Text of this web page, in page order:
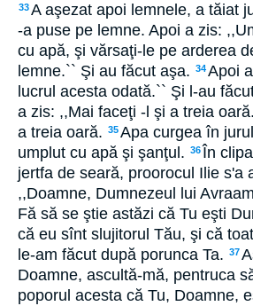
33A aşezat apoi lemnele, a tăiat
-a puse pe lemne. Apoi a zis:
cu apă, şi vărsaţi-le pe arderea
lemne.`` Şi au făcut aşa. 34Apoi
lucrul acesta odată.`` Şi l-au
a zis: ,,Mai faceţi -l şi a treia
a treia oară. 35Apa curgea în
umplut cu apă şi şanţul. 36 În
jertfa de seară, proorocul Ilie s'a
,,Doamne, Dumnezeul lui
Fă să se ştie astăzi că Tu eşti
că eu sînt slujitorul Tău, şi că
le-am făcut după porunca Ta. 37
Doamne, ascultă-mă, pentruca
poporul acesta că Tu, Doamne,